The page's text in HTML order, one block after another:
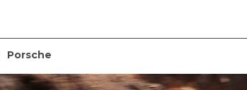
Porsche